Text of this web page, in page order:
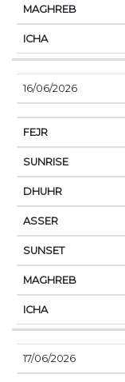
16/06/2026
17/06/2026